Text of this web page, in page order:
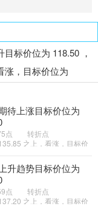
标价位为 118.50 ，
涨，目标价位为
待上涨目标价位为
75点 转折点
之上，看涨，目标价
在
升趋势目标价位为
59点 转折点
之上，看涨，目标价